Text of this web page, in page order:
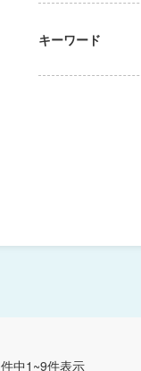
キーワード
件中1~9件表示